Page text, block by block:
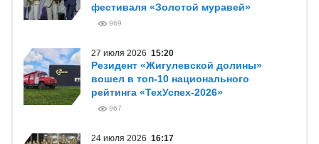
фестиваля «Золотой муравей»
969
27 июля 2026 15:20
Резидент «Жигулевской долины»
вошел в топ-10 национального
рейтинга «ТехУспех-2026»
967
24 июля 2026 16:17